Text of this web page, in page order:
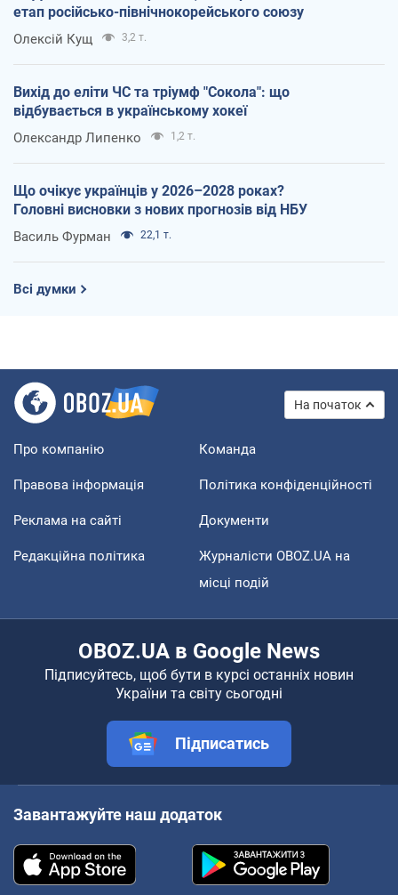
етап російсько-північнокорейського союзу
Олексій Кущ 3,2 т.
Вихід до еліти ЧС та тріумф "Сокола": що
відбувається в українському хокеї
Олександр Липенко 1,2 т.
Що очікує українців у 2026–2028 роках?
Головні висновки з нових прогнозів від НБУ
Василь Фурман 22,1 т.
Всі думки
На початок
Про компанію Команда
Правова інформація Політика конфіденційності
Реклама на сайті Документи
Редакційна політика
Журналісти OBOZ.UA на
місці подій
OBOZ.UA в Google News
Підписуйтесь, щоб бути в курсі останніх новин
України та світу сьогодні
Підписатись
Завантажуйте наш додаток